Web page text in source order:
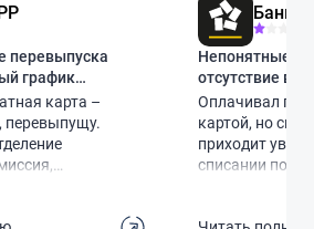
перевыпуска
график
карта –
перевыпущу.
Банк
Непонятные
отсутствие
Оплачивал
картой, но
приходит
списании